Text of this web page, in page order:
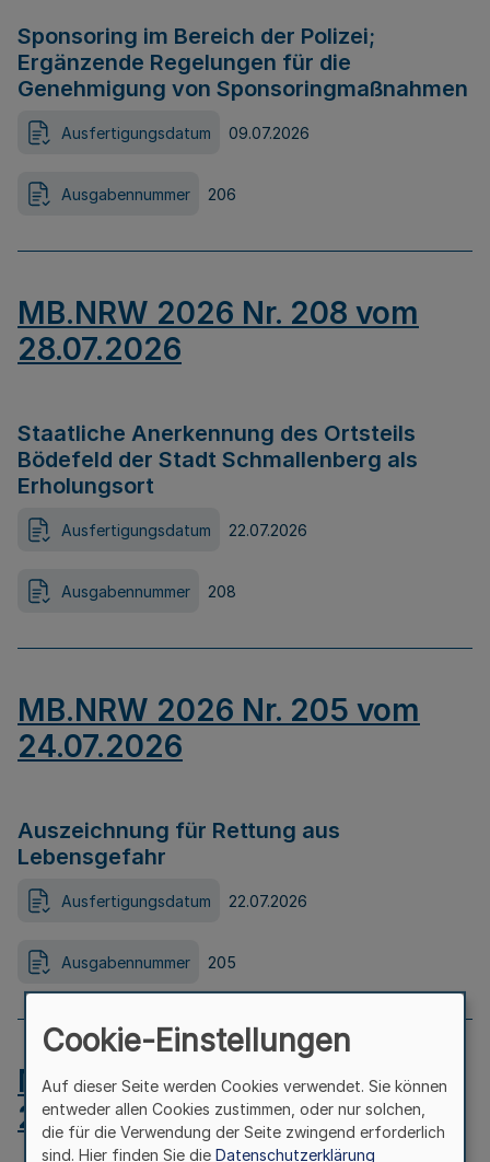
Sponsoring im Bereich der Polizei;
Ergänzende Regelungen für die
Genehmigung von Sponsoringmaßnahmen
Ausfertigungsdatum 09.07.2026
Ausgabennummer 206
MB.NRW 2026 Nr. 208 vom
28.07.2026
Staatliche Anerkennung des Ortsteils
Bödefeld der Stadt Schmallenberg als
Erholungsort
Ausfertigungsdatum 22.07.2026
Ausgabennummer 208
MB.NRW 2026 Nr. 205 vom
24.07.2026
Auszeichnung für Rettung aus
Lebensgefahr
Ausfertigungsdatum 22.07.2026
Ausgabennummer 205
MB.NRW 2026 Nr. 204 vom
24.07.2026
Cookie-Einstellungen
Auf dieser Seite werden Cookies verwendet. Sie können
entweder allen Cookies zustimmen, oder nur solchen,
die für die Verwendung der Seite zwingend erforderlich
sind. Hier finden Sie die Datenschutzerklärung